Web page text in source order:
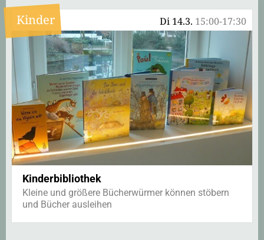
Di 14.3. 15:00-17:30
Kinder
Kinderbibliothek
Kleine und größere Bücherwürmer können stöbern
und Bücher ausleihen